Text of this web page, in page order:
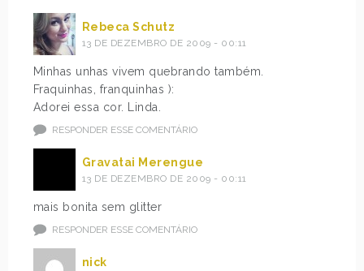
Rebeca Schutz
13 DE DEZEMBRO DE 2009 - 00:11
Minhas unhas vivem quebrando também.
Fraquinhas, franquinhas ):
Adorei essa cor. Linda.
RESPONDER ESSE COMENTÁRIO
Gravatai Merengue
13 DE DEZEMBRO DE 2009 - 00:11
mais bonita sem glitter
RESPONDER ESSE COMENTÁRIO
nick